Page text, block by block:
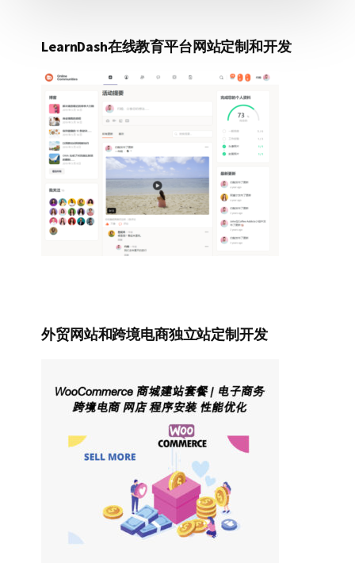
LearnDash在线教育平台网站定制和开发
外贸网站和跨境电商独立站定制开发